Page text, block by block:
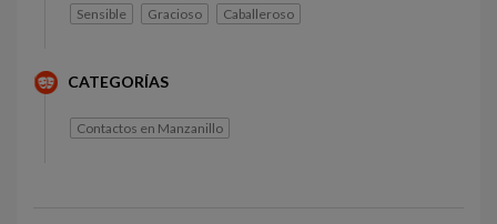
Sensible
Gracioso Caballeroso
CATEGORÍAS
Contactos en Manzanillo